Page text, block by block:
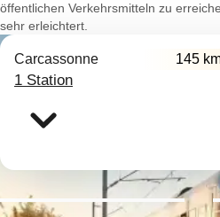
öffentlichen Verkehrsmitteln zu
sehr erleichtert.
Carcassonne 145
1 Station